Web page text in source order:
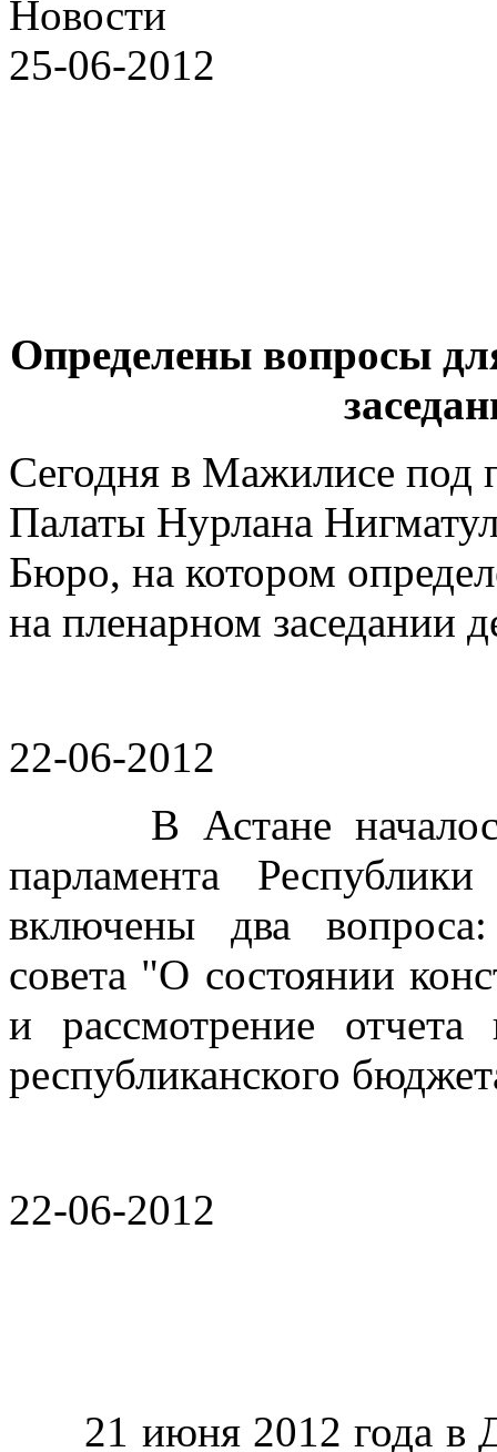
Новости
25-06-2012
Определены вопросы
Сегодня в Мажилисе под
Палаты Нурлана
Бюро, на котором
на пленарном заседании
22-06-2012
В Астане началось
парламента
включены два
совета "О состоянии
и рассмотрение отчета
республиканского
22-06-2012
21 июня 2012 года в